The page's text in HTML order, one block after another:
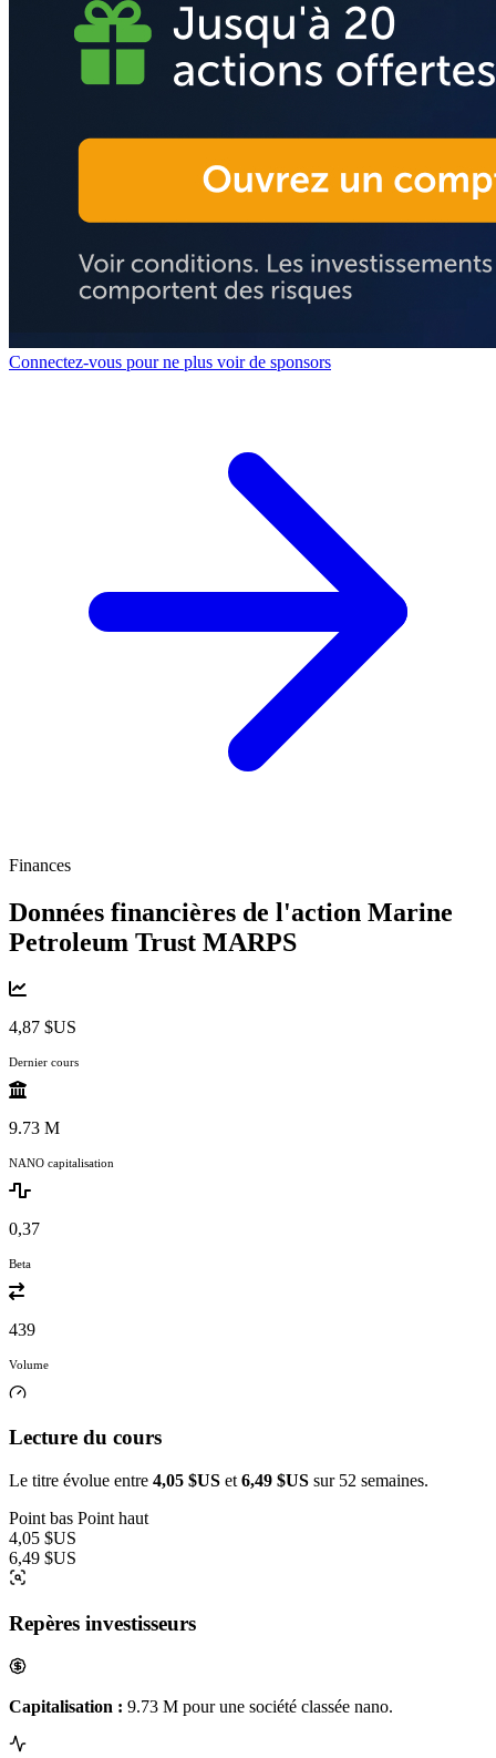
Connectez-vous pour ne plus voir de sponsors
Finances
Données financières de l'action Marine
Petroleum Trust MARPS
4,87 $US
Dernier cours
9.73 M
NANO capitalisation
0,37
Beta
439
Volume
Lecture du cours
Le titre évolue entre 4,05 $US et 6,49 $US sur 52 semaines.
Point bas Point haut
4,05 $US
6,49 $US
Repères investisseurs
Capitalisation : 9.73 M pour une société classée nano.